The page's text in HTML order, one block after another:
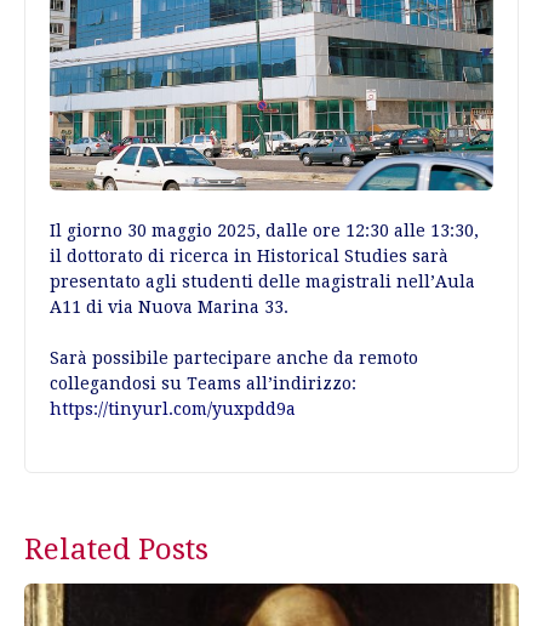
Il giorno 30 maggio 2025, dalle ore 12:30 alle 13:30,
il dottorato di ricerca in Historical Studies sarà
presentato agli studenti delle magistrali nell’Aula
A11 di via Nuova Marina 33.
Sarà possibile partecipare anche da remoto
collegandosi su Teams all’indirizzo:
https://tinyurl.com/yuxpdd9a
Related Posts
Post
navigation